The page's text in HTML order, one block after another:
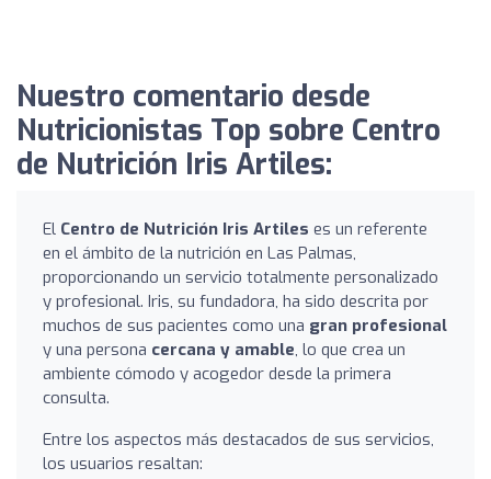
Nuestro comentario desde
Nutricionistas Top sobre Centro
de Nutrición Iris Artiles:
El Centro de Nutrición Iris Artiles es un referente
en el ámbito de la nutrición en Las Palmas,
proporcionando un servicio totalmente personalizado
y profesional. Iris, su fundadora, ha sido descrita por
muchos de sus pacientes como una gran profesional
y una persona cercana y amable, lo que crea un
ambiente cómodo y acogedor desde la primera
consulta.
Entre los aspectos más destacados de sus servicios,
los usuarios resaltan: